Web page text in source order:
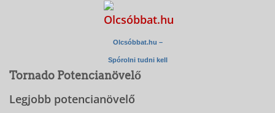
Olcsóbbat.hu –
Spórolni tudni kell
Tornado Potencianövelő
Legjobb potencianövelő